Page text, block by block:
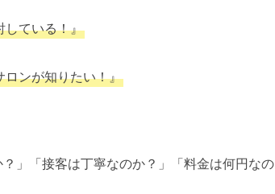
している！』
ンが知りたい！』
」「接客は丁寧なのか？」「料金は何円なの